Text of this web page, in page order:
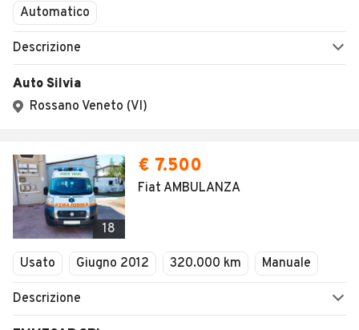
Automatico
Descrizione
Auto Silvia
Rossano Veneto (VI)
18
€ 7.500
Fiat AMBULANZA
Usato Giugno 2012 320.000 km Manuale
Descrizione